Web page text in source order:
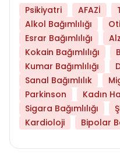
Psikiyatri AFAZİ
Alkol Bağımlılığı
Esrar Bağımlılığı
Kokain Bağımlılığı
Kumar Bağımlılığı
Sanal Bağımlılık
Parkinson
Kadın
Sigara Bağımlılığı
Kardioloji
Bipolar